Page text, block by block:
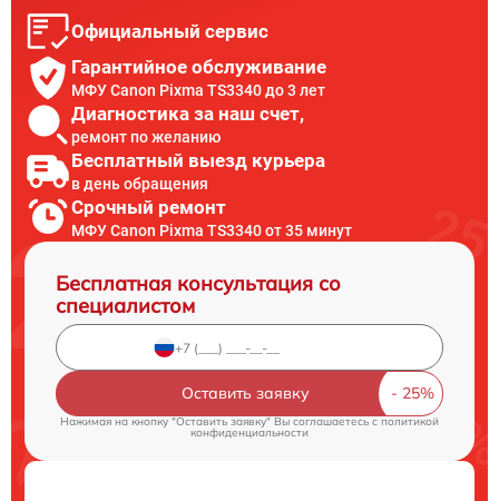
Официальный сервис
Гарантийное обслуживание
МФУ Canon Pixma TS3340 до 3 лет
Диагностика за наш счет,
ремонт по желанию
Бесплатный выезд курьера
в день обращения
Срочный ремонт
МФУ Canon Pixma TS3340 от 35 минут
Бесплатная консультация со
специалистом
Оставить заявку
Нажимая на кнопку "Оставить заявку" Вы соглашаетесь cполитикой
конфиденциальности